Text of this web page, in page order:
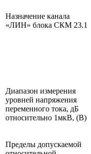
Назначение канала
«ЛИН» блока СКМ 23.1
Диапазон измерения
уровней напряжения
переменного тока, дБ
относительно 1мкВ, (В)
Пределы допускаемой